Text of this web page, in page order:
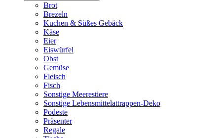
Brot
Brezeln
Kuchen & Süßes Gebäck
Käse
Eier
Eiswürfel
Obst
Gemüse
Fleisch
Fisch
Sonstige Meerestiere
Sonstige Lebensmittelattrappen-Deko
Podeste
Präsenter
Regale